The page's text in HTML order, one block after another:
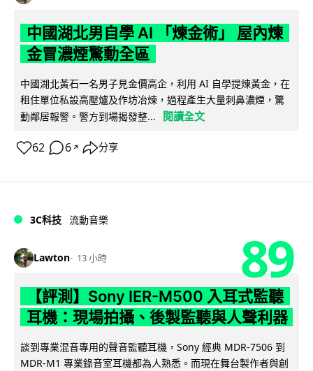
中國湖北男自學 AI 「煉金術」 屋內煉
金冒濃煙驚動全區
中國湖北黃石一名男子見金價高企，利用 AI 自學提煉黃金，在
租住單位私設高壓爐及作坊冶煉，過程產生大量刺鼻濃煙，驚
動鄰居報警。警方到場揭發整...
閱讀全文
62 6 ↗ 分享
3C科技 流動音樂
Lawton 13 小時 89
【評測】Sony IER-M500 入耳式監聽
耳機：現場拍攝、後製監聽與人聲利器
談到專業混音專用的聲音監聽耳機，Sony 經典 MDR-7506 到
MDR-M1 專業錄音室耳機都為人熟悉。而現在舞台製作者與創